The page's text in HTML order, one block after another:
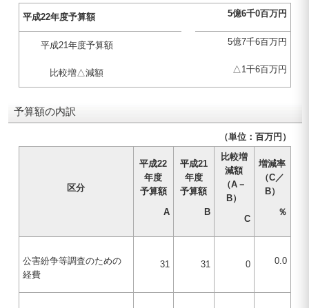
平成22年度予算額 5億6千0百万円
平成21年度予算額 5億7千6百万円
比較増△減額 △1千6百万円
予算額の内訳
（単位：百万円）
区分
平成22
年度
予算額
A
平成21
年度
予算額
B
比較増
減額
（A－
B）
C
増減率
（C／
B）
％
公害紛争等調査のための
経費
31 31 0 0.0